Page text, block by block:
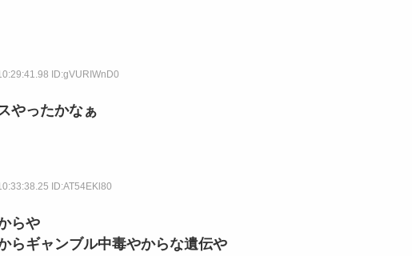
ID:gVURIWnD0
やったかなぁ
ID:AT54EKl80
らや
らギャンブル中毒やからな遺伝や